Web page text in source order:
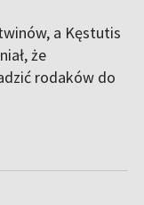
a Kęstutis
że
rodaków do